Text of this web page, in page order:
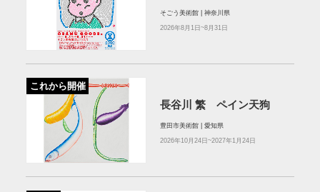
そごう美術館 | 神奈川県
2026年8月1日~8月31日
これから開催
長谷川 繁 ペイン天狗
豊田市美術館 | 愛知県
2026年10月24日~2027年1月24日